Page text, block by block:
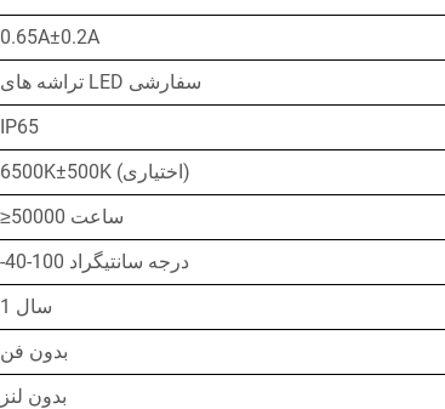
0.65A±0.2A
تراشه های LED سفارشی
IP65
6500K±500K (اختیاری)
≥50000 ساعت
-40-100 درجه سانتیگراد
1 سال
بدون فن
بدون لنز